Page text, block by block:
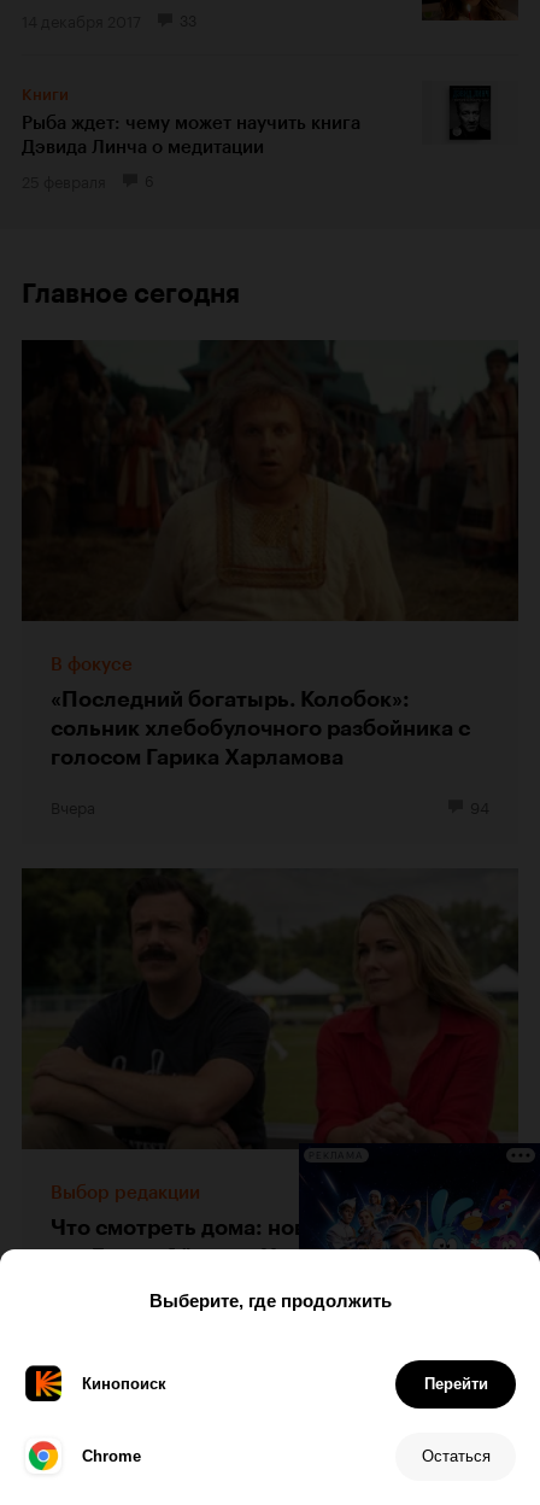
Книги
Рыба ждет: чему может научить книга
Дэвида Линча о медитации
Главное сегодня
В фокусе
«Последний богатырь. Колобок»:
сольник хлебобулочного разбойника с
голосом Гарика Харламова
Выбор редакции
Что смотреть дома: новый Тед Лассо,
тур Билли Айлиш и Никита Панфилов в